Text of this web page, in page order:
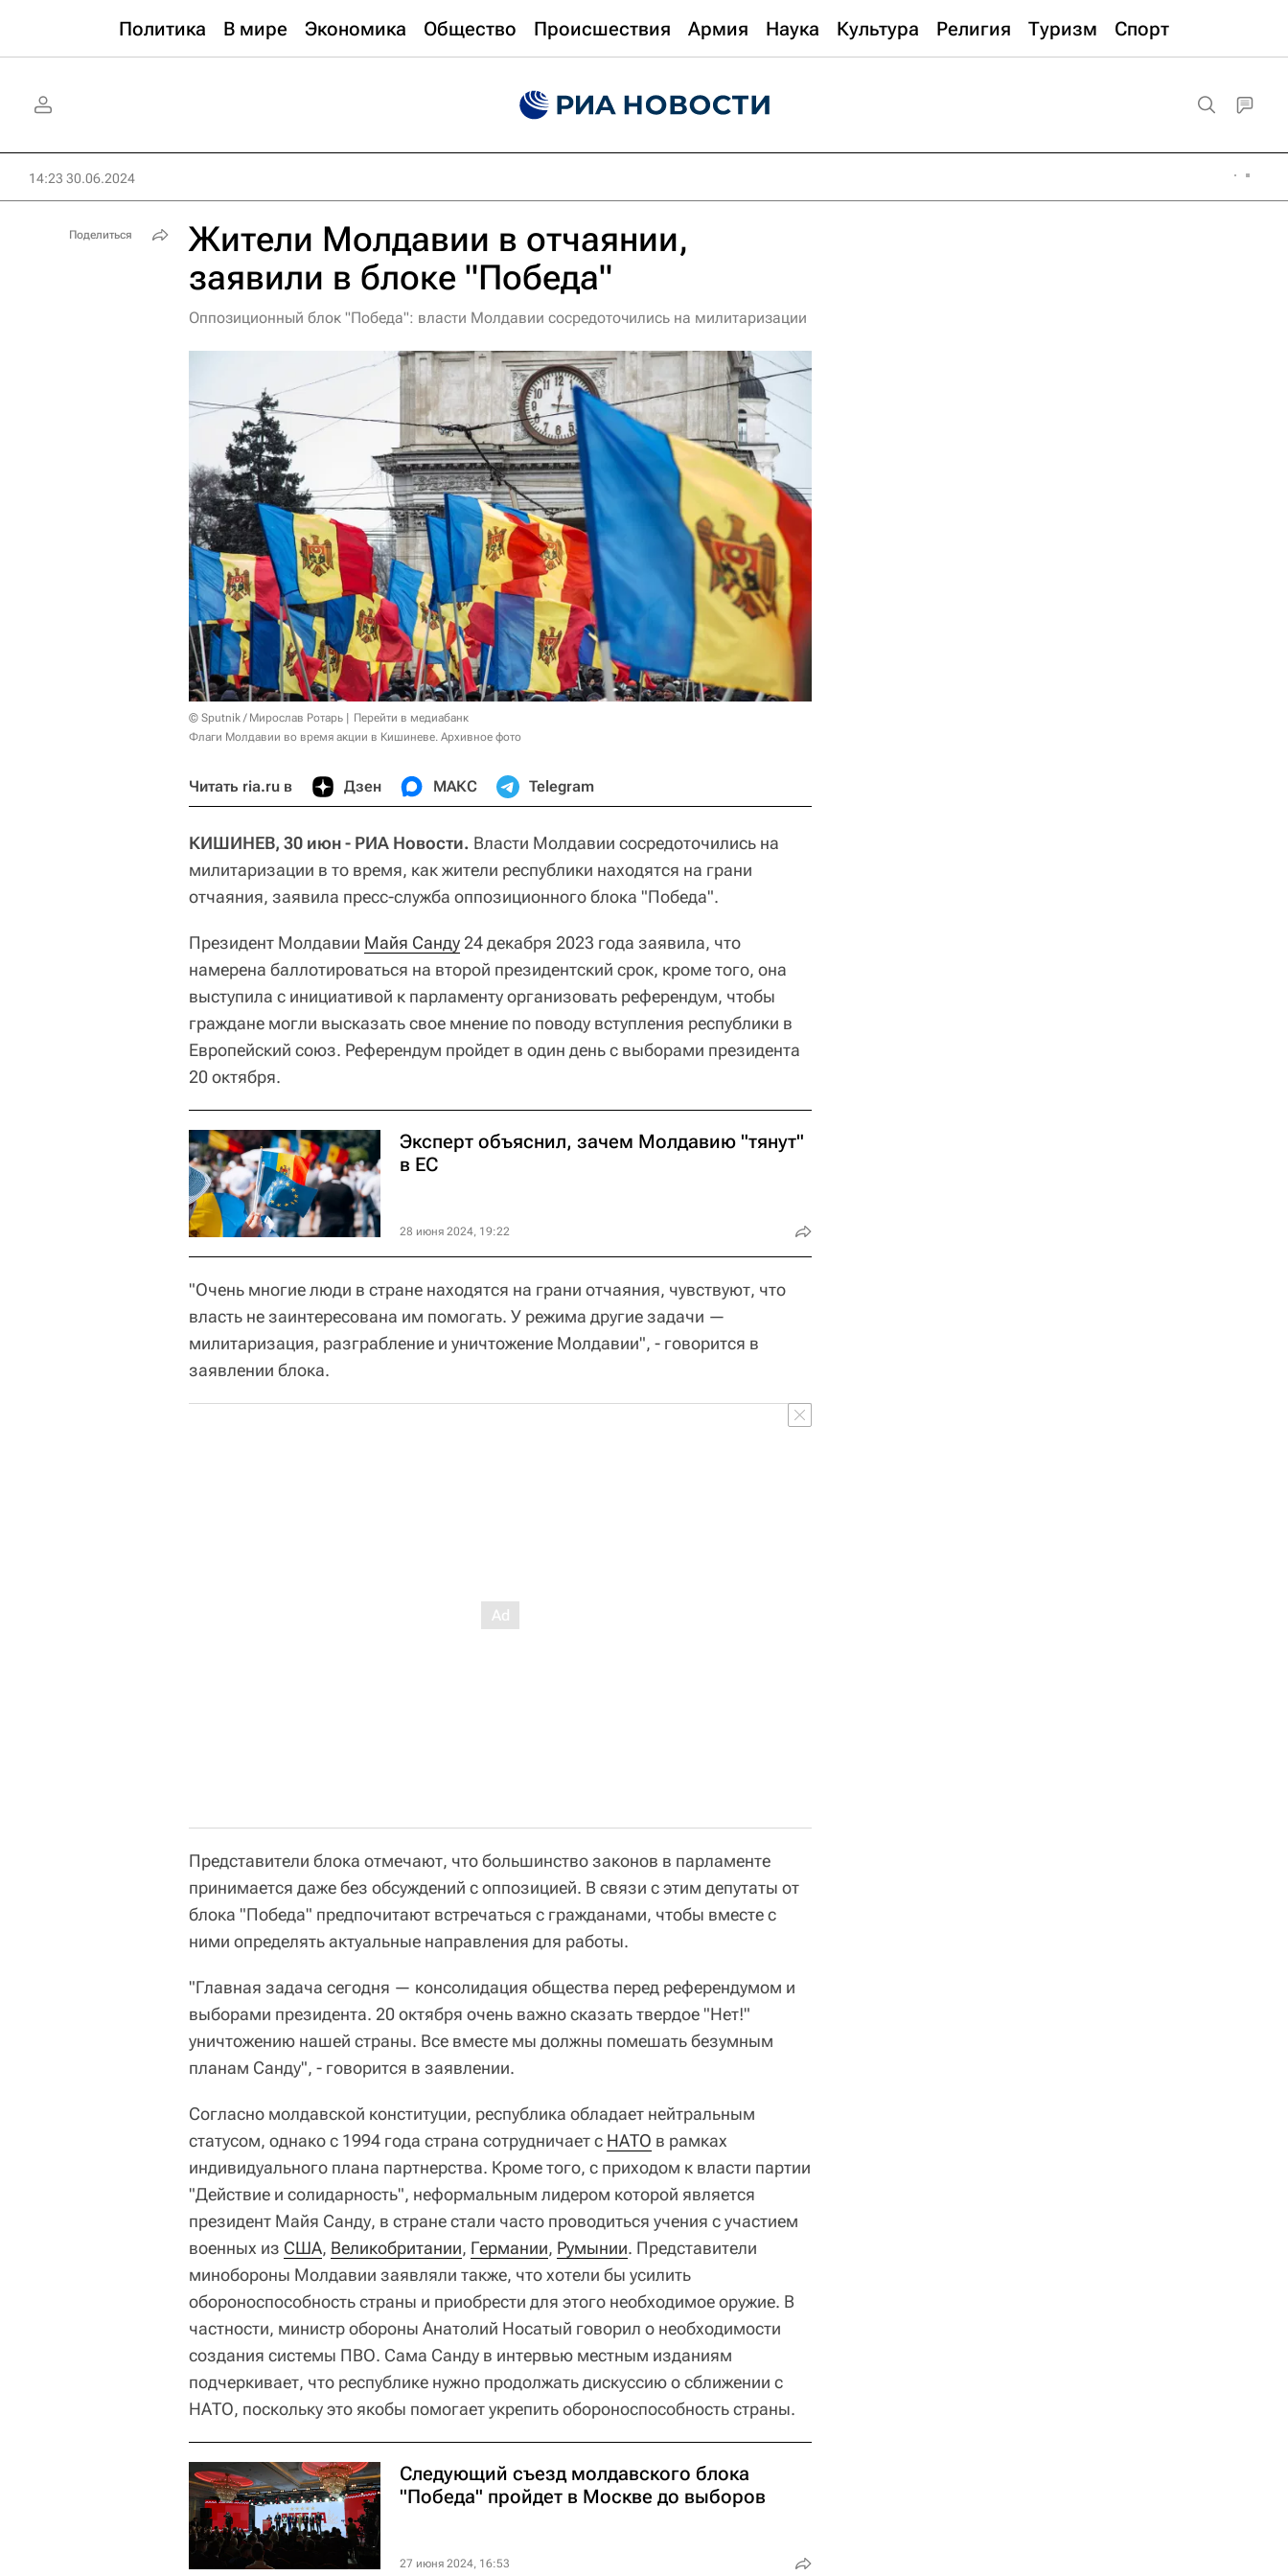
Политика В мире Экономика Общество Происшествия Армия Наука Культура Религия Туризм Спорт
14:23 30.06.2024
Жители Молдавии в отчаянии,
заявили в блоке "Победа"
Оппозиционный блок "Победа": власти Молдавии сосредоточились на милитаризации
© Sputnik / Мирослав Ротарь
Перейти в медиабанк
Флаги Молдавии во время акции в Кишиневе. Архивное фото
Читать ria.ru в Дзен МАКС Telegram
КИШИНЕВ, 30 июн - РИА Новости. Власти Молдавии сосредоточились на
милитаризации в то время, как жители республики находятся на грани
отчаяния, заявила пресс-служба оппозиционного блока "Победа".
Президент Молдавии Майя Санду 24 декабря 2023 года заявила, что
намерена баллотироваться на второй президентский срок, кроме того, она
выступила с инициативой к парламенту организовать референдум, чтобы
граждане могли высказать свое мнение по поводу вступления республики в
Европейский союз. Референдум пройдет в один день с выборами президента
20 октября.
Эксперт объяснил, зачем Молдавию "тянут"
в ЕС
28 июня 2024, 19:22
"Очень многие люди в стране находятся на грани отчаяния, чувствуют, что
власть не заинтересована им помогать. У режима другие задачи —
милитаризация, разграбление и уничтожение Молдавии", - говорится в
заявлении блока.
Представители блока отмечают, что большинство законов в парламенте
принимается даже без обсуждений с оппозицией. В связи с этим депутаты от
блока "Победа" предпочитают встречаться с гражданами, чтобы вместе с
ними определять актуальные направления для работы.
"Главная задача сегодня — консолидация общества перед референдумом и
выборами президента. 20 октября очень важно сказать твердое "Нет!"
уничтожению нашей страны. Все вместе мы должны помешать безумным
планам Санду", - говорится в заявлении.
Согласно молдавской конституции, республика обладает нейтральным
статусом, однако с 1994 года страна сотрудничает с НАТО в рамках
индивидуального плана партнерства. Кроме того, с приходом к власти партии
"Действие и солидарность", неформальным лидером которой является
президент Майя Санду, в стране стали часто проводиться учения с участием
военных из США, Великобритании, Германии, Румынии. Представители
минобороны Молдавии заявляли также, что хотели бы усилить
обороноспособность страны и приобрести для этого необходимое оружие. В
частности, министр обороны Анатолий Носатый говорил о необходимости
создания системы ПВО. Сама Санду в интервью местным изданиям
подчеркивает, что республике нужно продолжать дискуссию о сближении с
НАТО, поскольку это якобы помогает укрепить обороноспособность страны.
Следующий съезд молдавского блока
"Победа" пройдет в Москве до выборов
27 июня 2024, 16:53
Поделиться